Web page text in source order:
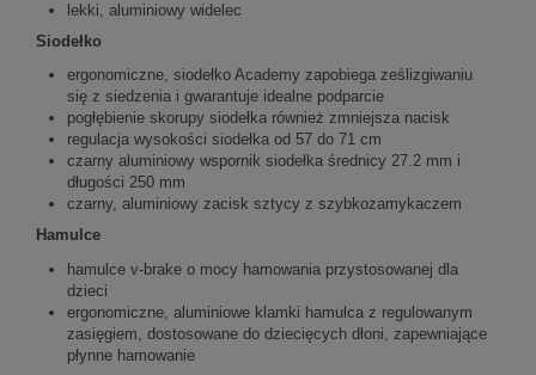
lekki, aluminiowy widelec
Siodełko
ergonomiczne, siodełko Academy zapobiega ześlizgiwaniu
się z siedzenia i gwarantuje idealne podparcie
pogłębienie skorupy siodełka również zmniejsza nacisk
regulacja wysokości siodełka od 57 do 71 cm
czarny aluminiowy wspornik siodełka średnicy 27.2 mm i
długości 250 mm
czarny, aluminiowy zacisk sztycy z szybkozamykaczem
Hamulce
hamulce v-brake o mocy hamowania przystosowanej dla
dzieci
ergonomiczne, aluminiowe klamki hamulca z regulowanym
zasięgiem, dostosowane do dziecięcych dłoni, zapewniające
płynne hamowanie